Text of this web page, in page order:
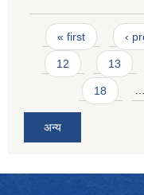
Pages
« first ‹
12 13
18 …
अन्य